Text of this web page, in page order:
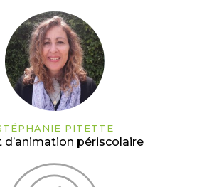
PITETTE
d’animation périscolaire